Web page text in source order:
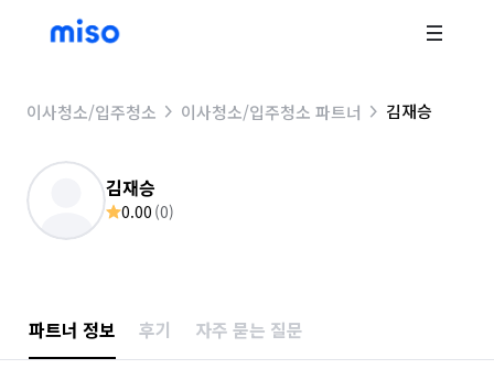
이사청소/입주청소 이사청소/입주청소 파트너 김재승
김재승
0.00 (0)
파트너 정보 후기 자주 묻는 질문